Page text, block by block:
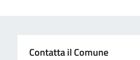
Contatta il Comune